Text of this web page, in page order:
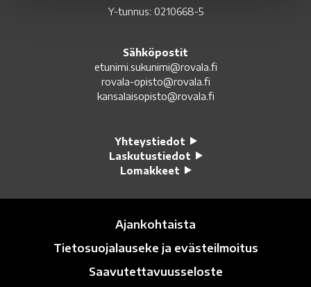
Y-tunnus: 0210668-5
Sähköpostit
etunimi.sukunimi@rovala.fi
rovala-opisto@rovala.fi
kansalaisopisto@rovala.fi
Yhteystiedot
Laskutustiedot
Lomakkeet
Ajankohtaista
Tietosuojalauseke ja evästeilmoitus
Saavutettavuusseloste